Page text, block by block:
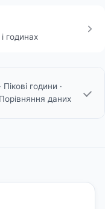
годинах
· Пікові години ·
Порівняння даних